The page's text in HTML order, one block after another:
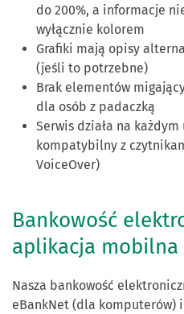
do 200%, a informacje
wyłącznie kolorem
Grafiki mają opisy
(jeśli to potrzebne)
Brak elementów
dla osób z padaczką
Serwis działa na
kompatybilny z
VoiceOver)
Bankowość
aplikacja mobilna
Nasza bankowość
eBankNet (dla komputerów)